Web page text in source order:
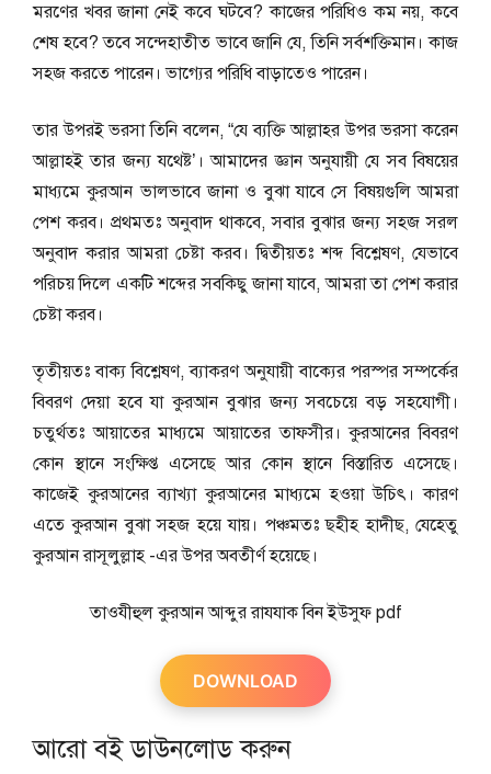
মরণের খবর জানা নেই কবে ঘটবে? কাজের পরিধিও কম নয়, কবে
শেষ হবে? তবে সন্দেহাতীত ভাবে জানি যে, তিনি সর্বশক্তিমান। কাজ
সহজ করতে পারেন। ভাগ্যের পরিধি বাড়াতেও পারেন।
তার উপরই ভরসা তিনি বলেন, “যে ব্যক্তি আল্লাহর উপর ভরসা করেন
আল্লাহই তার জন্য যথেষ্ট’। আমাদের জ্ঞান অনুযায়ী যে সব বিষয়ের
মাধ্যমে কুরআন ভালভাবে জানা ও বুঝা যাবে সে বিষয়গুলি আমরা
পেশ করব। প্রথমতঃ অনুবাদ থাকবে, সবার বুঝার জন্য সহজ সরল
অনুবাদ করার আমরা চেষ্টা করব। দ্বিতীয়তঃ শব্দ বিশ্লেষণ, যেভাবে
পরিচয় দিলে একটি শব্দের সবকিছু জানা যাবে, আমরা তা পেশ করার
চেষ্টা করব।
তৃতীয়তঃ বাক্য বিশ্লেষণ, ব্যাকরণ অনুযায়ী বাক্যের পরস্পর সম্পর্কের
বিবরণ দেয়া হবে যা কুরআন বুঝার জন্য সবচেয়ে বড় সহযোগী।
চতুর্থতঃ আয়াতের মাধ্যমে আয়াতের তাফসীর। কুরআনের বিবরণ
কোন স্থানে সংক্ষিপ্ত এসেছে আর কোন স্থানে বিস্তারিত এসেছে।
কাজেই কুরআনের ব্যাখ্যা কুরআনের মাধ্যমে হওয়া উচিৎ। কারণ
এতে কুরআন বুঝা সহজ হয়ে যায়। পঞ্চমতঃ ছহীহ হাদীছ, যেহেতু
কুরআন রাসূলুল্লাহ -এর উপর অবতীর্ণ হয়েছে।
তাওযীহুল কুরআন আব্দুর রাযযাক বিন ইউসুফ pdf
DOWNLOAD
আরো বই ডাউনলোড করুন